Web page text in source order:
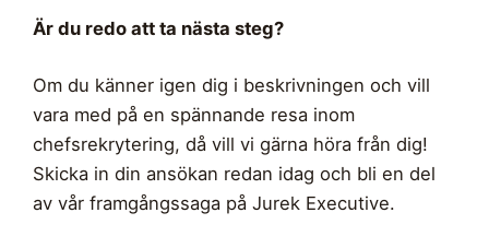
Är du redo att ta nästa steg?
Om du känner igen dig i beskrivningen och vill
vara med på en spännande resa inom
chefsrekrytering, då vill vi gärna höra från dig!
Skicka in din ansökan redan idag och bli en del
av vår framgångssaga på Jurek Executive.